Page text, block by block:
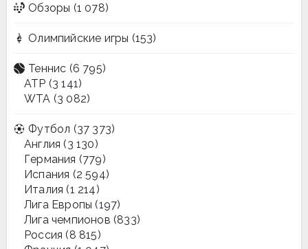
Обзоры (1 078)
Олимпийские игры (153)
Теннис (6 795)
ATP (3 141)
WTA (3 082)
Футбол (37 373)
Англия (3 130)
Германия (779)
Испания (2 594)
Италия (1 214)
Лига Европы (197)
Лига чемпионов (833)
Россия (8 815)